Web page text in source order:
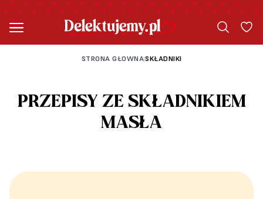
STRONA GŁOWNA|SKŁADNIKI
PRZEPISY ZE SKŁADNIKIEM
MASŁA